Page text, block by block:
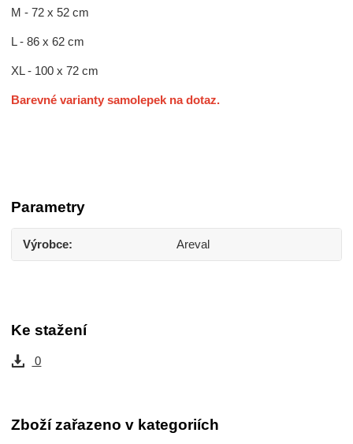
M - 72 x 52 cm
L - 86 x 62 cm
XL - 100 x 72 cm
Barevné varianty samolepek na dotaz.
Parametry
Výrobce Areval
Ke stažení
0
Zboží zařazeno v kategoriích